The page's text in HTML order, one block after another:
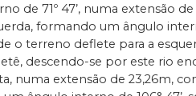
de 71º 47’, numa extensão
formando um ângulo
o terreno deflete para a
descendo-se por este rio
numa extensão de 23,26m,